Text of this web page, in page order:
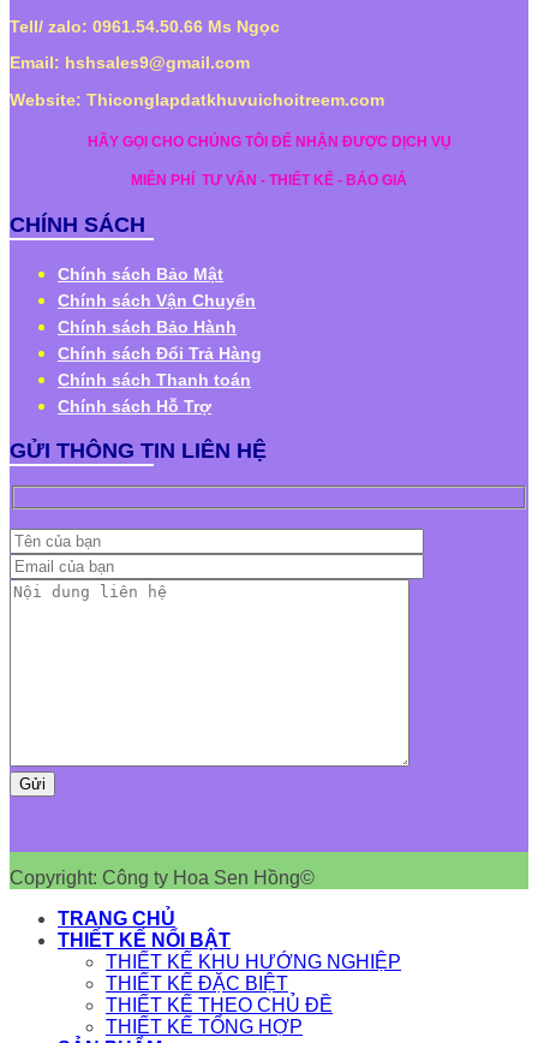
Tell/ zalo: 0961.54.50.66 Ms Ngọc
Email: hshsales9@gmail.com
Website: Thiconglapdatkhuvuichoitreem.com
HÃY GỌI CHO CHÚNG TÔI ĐỂ NHẬN ĐƯỢC DỊCH VỤ
MIỄN PHÍ TƯ VẤN - THIẾT KẾ - BÁO GIÁ
CHÍNH SÁCH
Chính sách Bảo Mật
Chính sách Vận Chuyển
Chính sách Bảo Hành
Chính sách Đổi Trả Hàng
Chính sách Thanh toán
Chính sách Hỗ Trợ
GỬI THÔNG TIN LIÊN HỆ
Copyright: Công ty Hoa Sen Hồng©
TRANG CHỦ
THIẾT KẾ NỔI BẬT
THIẾT KẾ KHU HƯỚNG NGHIỆP
THIẾT KẾ ĐẶC BIỆT
THIẾT KẾ THEO CHỦ ĐỀ
THIẾT KẾ TỔNG HỢP